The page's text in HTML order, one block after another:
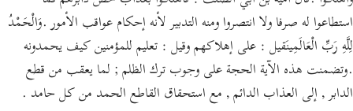
استطاعوا له صرفا ولا انتصروا ومنه التدبير لأنه إحكام عواقب الأمور .وَالْحَمْدُ
لِلَّهِ رَبِّ الْعَالَمِينَقيل : على إهلاكهم وقيل : تعليم للمؤمنين كيف يحمدونه
.وتضمنت هذه الآية الحجة على وجوب ترك الظلم ; لما يعقب من قطع
الدابر , إلى العذاب الدائم , مع استحقاق القاطع الحمد من كل حامد .